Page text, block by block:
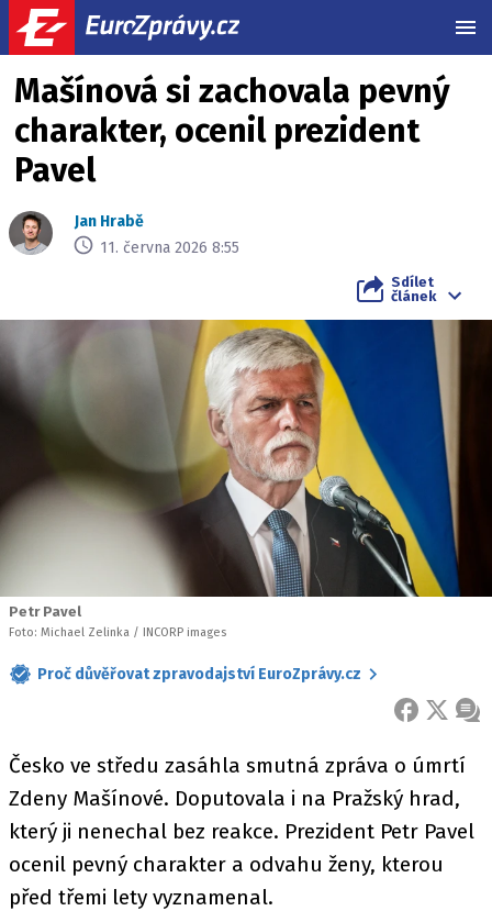
Mašínová si zachovala pevný
charakter, ocenil prezident
Pavel
Jan Hrabě
11. června 2026 8:55
Sdílet
článek
Petr Pavel
Foto: Michael Zelinka / INCORP images
Proč důvěřovat zpravodajství EuroZprávy.cz
FACEBOOK
X
Česko ve středu zasáhla smutná zpráva o úmrtí
Zdeny Mašínové. Doputovala i na Pražský hrad,
který ji nenechal bez reakce. Prezident Petr Pavel
ocenil pevný charakter a odvahu ženy, kterou
před třemi lety vyznamenal.